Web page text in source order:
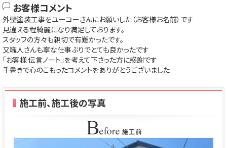
お客様コメント
外壁塗装工事をユーコーさんにお願いした（お客様お名前）です
見違える程綺麗になり満足しております。
スタッフの方々も親切で有難かったです。
又職人さんも寧な仕事ぶりでとても良かったです
「お客様 伝言ノート」を考えて下さった方に感謝です
手書きで心のこもったコメントをありがとうございました
施工前、施工後の写真